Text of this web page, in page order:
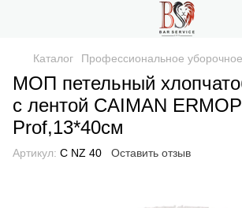
Каталог Профессиональное
МОП петельный
с лентой CAIMAN ERMOP
Prof,13*40см
Артикул: C NZ 40 Оставить отзыв